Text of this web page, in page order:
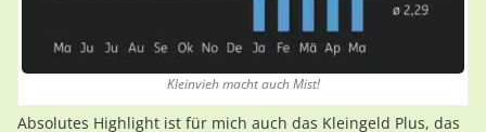
Kleinvieh macht auch Mist!
Absolutes Highlight ist für mich auch das Kleingeld Plus, das